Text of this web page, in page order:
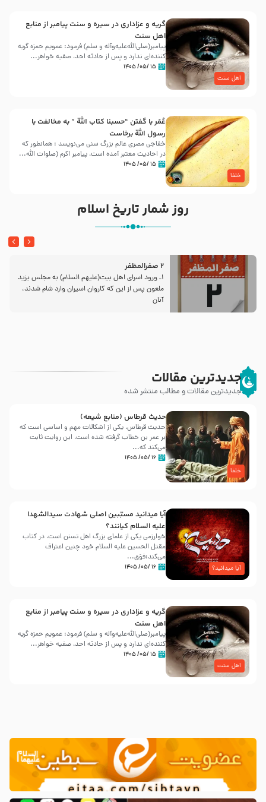
اهل سنت
گریه و عزاداری در سیره و سنت پیامبر از منابع
اهل سنت
پیامبر(صلی‌الله‌علیه‌وآله و سلم) فرمود: عمویم حمزه گریه
کننده‌ای ندارد و پس از حادثه احد، صفیه خواهر...
۱۵ /۰۵/ ۱۴۰۵
خلفا
عُمَر با گفتن “حسبنا كتاب اللّه ” به مخالفت با
رسول اللّه برخاست
خفاجی مصری عالم بزرگ سنی می‌نویسد : همانطور که
در احادیث معتبر آمده است، پیامبر اکرم (صلوات اللّه...
۱۵ /۰۵/ ۱۴۰۵
روز شمار تاریخ اسلام
2 صفرالمظفر
1ـ ورود اسراى اهل بیت‌(علیهم السلام) به مجلس یزید
ملعون پس از این كه كاروان اسیران وارد شام شدند،
آنان
جدیدترین مقالات
جدیدترین مقالات و مطالب منتشر شده
خلفا
حدیث قرطاس (منابع شیعه)
حدیث قرطاس، یکی از اشکالات مهم و اساسی است که
بر عمر بن خطاب گرفته شده است، این روایت ثابت
می‌کند که...
۱۶ /۰۵/ ۱۴۰۵
آیا میدانید؟
آیا میدانید مسبّبین اصلی شهادت سیدالشهدا
علیه ‌السلام کیانند؟
خوارزمی یکی از علمای بزرگ اهل تسنن است، در کتاب
مقتل الحسین علیه ‌السلام خود چنین اعتراف
می‌کند:فوَق...
۱۶ /۰۵/ ۱۴۰۵
اهل سنت
گریه و عزاداری در سیره و سنت پیامبر از منابع
اهل سنت
پیامبر(صلی‌الله‌علیه‌وآله و سلم) فرمود: عمویم حمزه گریه
کننده‌ای ندارد و پس از حادثه احد، صفیه خواهر...
۱۵ /۰۵/ ۱۴۰۵